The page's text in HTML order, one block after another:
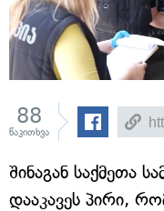
88
წაკითხვა
შინაგან საქმეთა
დააკავეს პირი,